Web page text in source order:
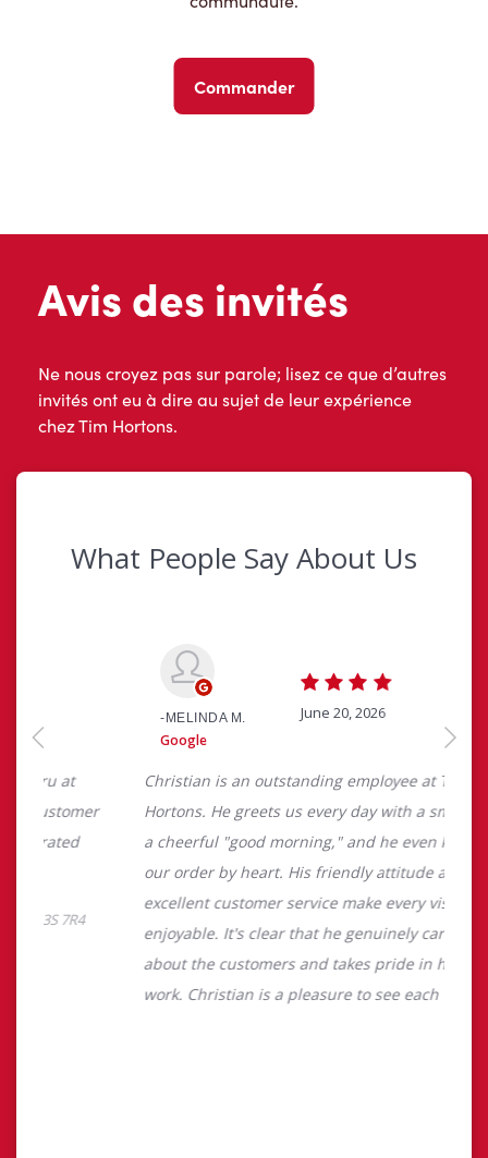
Commander
Avis des invités
Ne nous croyez pas sur parole; lisez ce que d’autres
invités ont eu à dire au sujet de leur expérience
chez Tim Hortons.